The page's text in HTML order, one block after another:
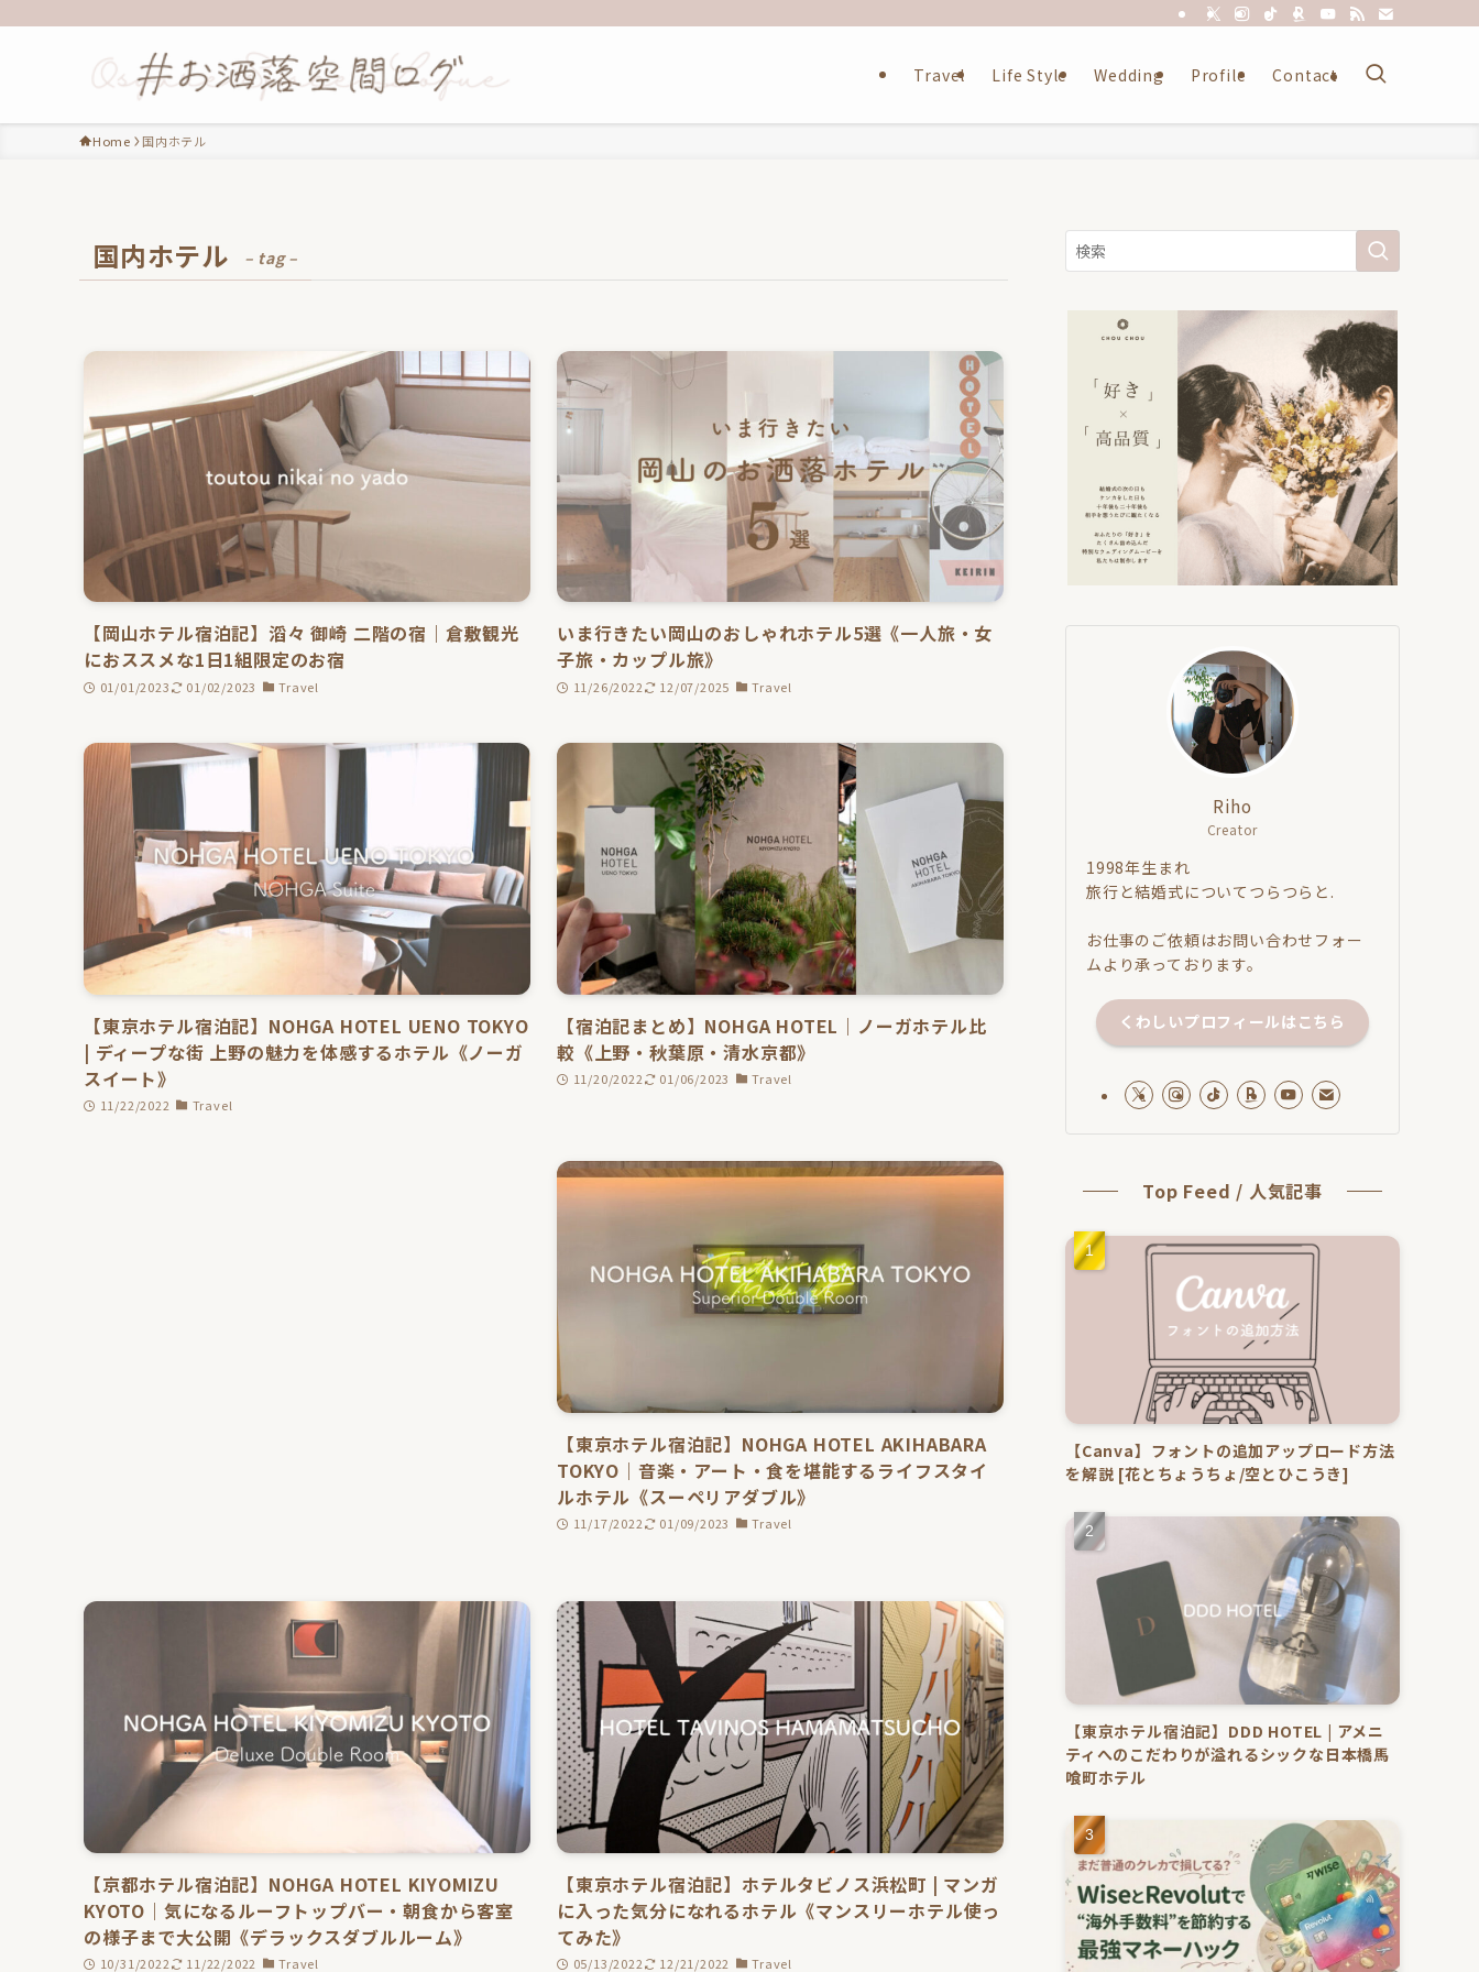
Travel Life Style Wedding Profile Contact
Home 国内ホテル
国内ホテル – tag –
【岡山ホテル宿泊記】滔々 御崎 二階の宿｜倉敷観光
におススメな1日1組限定のお宿
01/01/2023 01/02/2023 Travel
いま行きたい岡山のおしゃれホテル5選《一人旅・女
子旅・カップル旅》
11/26/2022 12/07/2025 Travel
【東京ホテル宿泊記】NOHGA HOTEL UENO TOKYO
| ディープな街 上野の魅力を体感するホテル《ノーガ
スイート》
11/22/2022 Travel
【宿泊記まとめ】NOHGA HOTEL｜ノーガホテル比
較《上野・秋葉原・清水京都》
11/20/2022 01/06/2023 Travel
【東京ホテル宿泊記】NOHGA HOTEL AKIHABARA
TOKYO｜音楽・アート・食を堪能するライフスタイ
ルホテル《スーペリアダブル》
11/17/2022 01/09/2023 Travel
【京都ホテル宿泊記】NOHGA HOTEL KIYOMIZU
KYOTO｜気になるルーフトップバー・朝食から客室
の様子まで大公開《デラックスダブルルーム》
10/31/2022 11/22/2022 Travel
【東京ホテル宿泊記】ホテルタビノス浜松町 | マンガ
に入った気分になれるホテル《マンスリーホテル使っ
てみた》
05/13/2022 12/21/2022 Travel
Riho
Creator
1998年生まれ
旅行と結婚式についてつらつらと.
お仕事のご依頼はお問い合わせフォー
ムより承っております。
くわしいプロフィールはこちら
Top Feed / 人気記事
【Canva】フォントの追加アップロード方法
を解説 [花とちょうちょ/空とひこうき]
【東京ホテル宿泊記】DDD HOTEL | アメニ
ティへのこだわりが溢れるシックな日本橋馬
喰町ホテル